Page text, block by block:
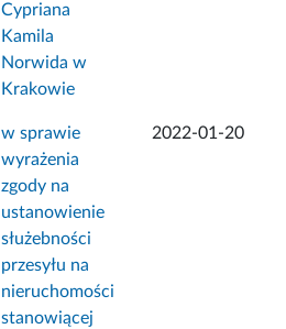
Cypriana
Kamila
Norwida w
Krakowie
w sprawie
wyrażenia
zgody na
ustanowienie
służebności
przesyłu na
nieruchomości
stanowiącej
2022-01-20